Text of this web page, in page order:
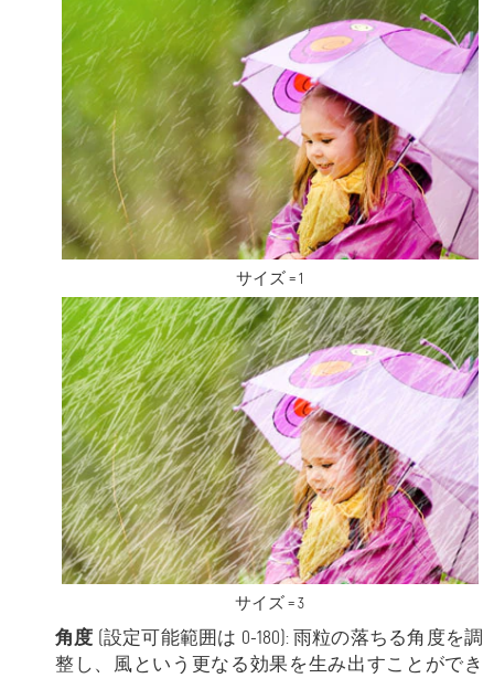
サイズ = 1
サイズ = 3
角度 (設定可能範囲は 0-180): 雨粒の落ちる角度を調
整し、風という更なる効果を生み出すことができ